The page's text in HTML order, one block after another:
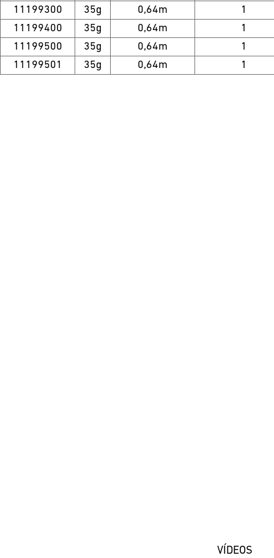
11199300
35g 0,64m
1
11199400
35g 0,64m
1
11199500
35g 0,64m
1
11199501
35g 0,64m 1
VÍDEOS